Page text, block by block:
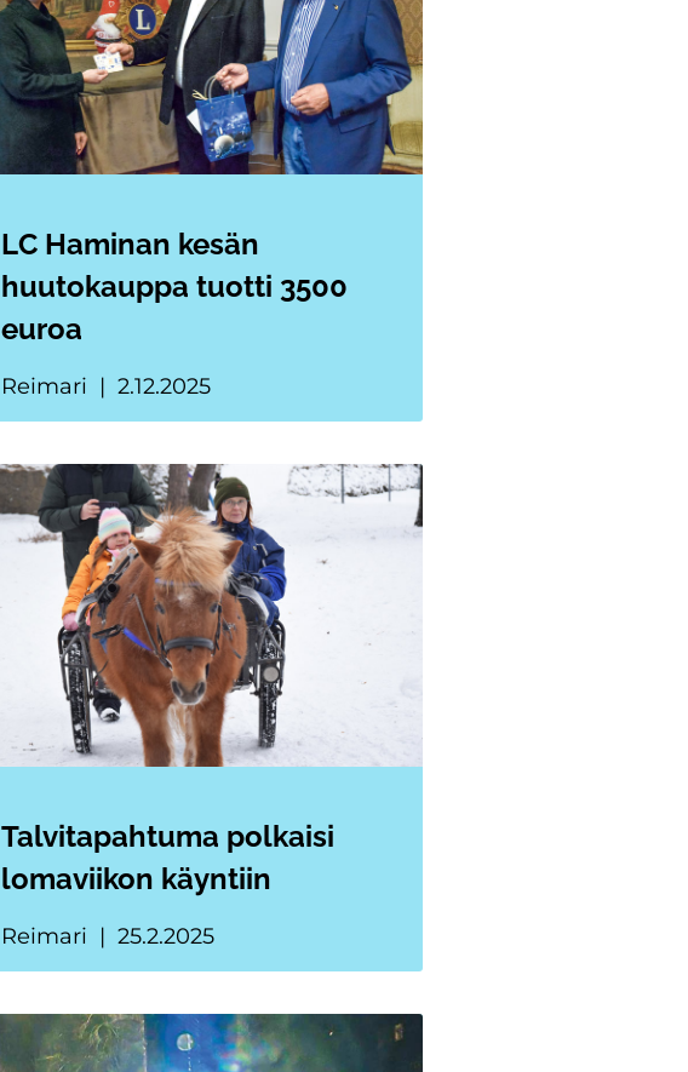
LC Haminan kesän
huutokauppa tuotti 3500
euroa
Reimari 2.12.2025
Talvitapahtuma polkaisi
lomaviikon käyntiin
Reimari 25.2.2025